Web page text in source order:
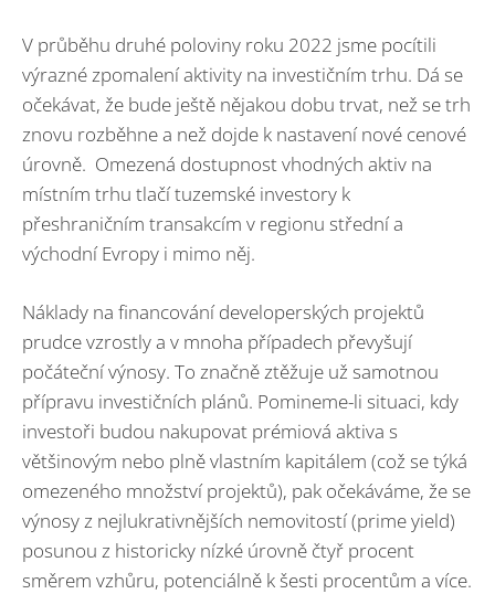
V průběhu druhé poloviny roku 2022 jsme pocítili
výrazné zpomalení aktivity na investičním trhu. Dá se
očekávat, že bude ještě nějakou dobu trvat, než se trh
znovu rozběhne a než dojde k nastavení nové cenové
úrovně. Omezená dostupnost vhodných aktiv na
místním trhu tlačí tuzemské investory k
přeshraničním transakcím v regionu střední a
východní Evropy i mimo něj.
Náklady na financování developerských projektů
prudce vzrostly a v mnoha případech převyšují
počáteční výnosy. To značně ztěžuje už samotnou
přípravu investičních plánů. Pomineme-li situaci, kdy
investoři budou nakupovat prémiová aktiva s
většinovým nebo plně vlastním kapitálem (což se týká
omezeného množství projektů), pak očekáváme, že se
výnosy z nejlukrativnějších nemovitostí (prime yield)
posunou z historicky nízké úrovně čtyř procent
směrem vzhůru, potenciálně k šesti procentům a více.